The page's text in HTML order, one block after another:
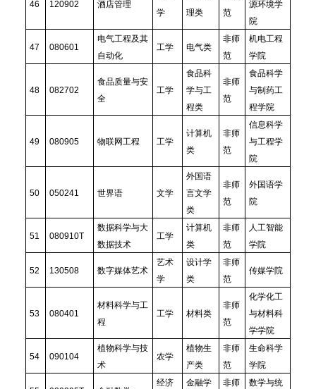
46 120902 酒店管理
学
理类
范
源环境学
院
47 080601
电气工程及其
自动化
工学 电气类
非师
范
机电工程
学院
48 082702
食品质量与安
全
工学
食品科
学与工
程类
非师
范
食品科学
与制药工
程学院
49 080905 物联网工程 工学
计算机
类
非师
范
信息科学
与工程学
院
50 050241 世界语 文学
外国语
言文学
类
非师
范
外国语学
院
51 080910T
数据科学与大
数据技术
工学
计算机
类
非师
范
人工智能
学院
52 130508 数字媒体艺术
艺术
学
设计学
类
非师
范
传媒学院
53 080401
材料科学与工
程
工学 材料类
非师
范
化学化工
与材料科
学学院
54 090104
植物科学与技
术
农学
植物生
产类
非师
范
生命科学
学院
经济
金融学
非师
数学与统